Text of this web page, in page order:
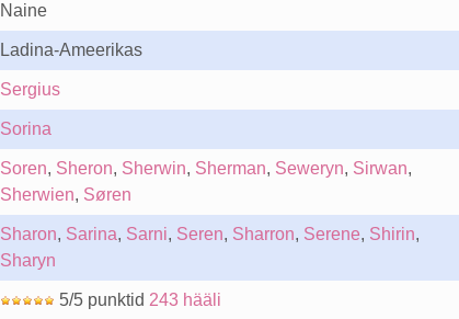
Naine
Ladina-Ameerikas
Sergius
Sorina
Soren, Sheron, Sherwin, Sherman, Seweryn, Sirwan,
Sherwien, Søren
Sharon, Sarina, Sarni, Seren, Sharron, Serene, Shirin,
Sharyn
5/5 punktid 243 hääli